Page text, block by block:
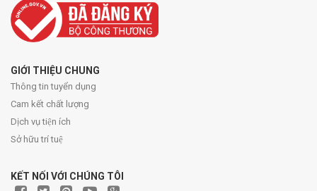
GIỚI THIỆU CHUNG
Thông tin tuyển dụng
Cam kết chất lượng
Dịch vụ tiện ích
Sở hữu trí tuệ
KẾT NỐI VỚI CHÚNG TÔI